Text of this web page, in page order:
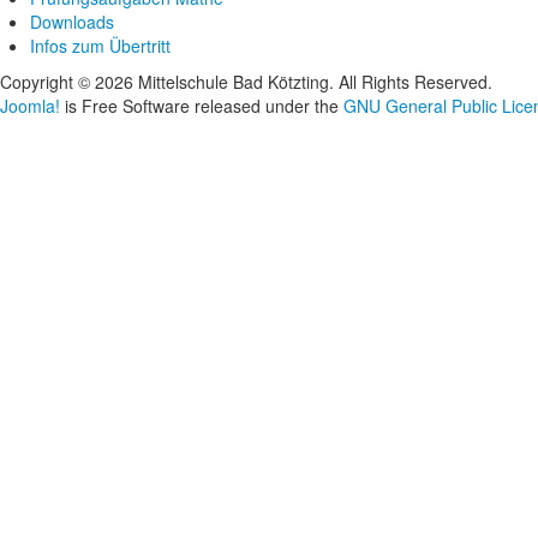
Downloads
Infos zum Übertritt
Copyright © 2026 Mittelschule Bad Kötzting. All Rights Reserved.
Joomla! is Free Software released under the GNU General Public